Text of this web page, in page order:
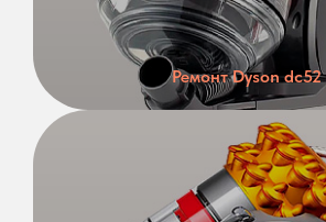
Ремонт Dyson dc52